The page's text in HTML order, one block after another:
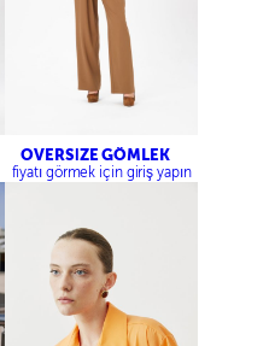
OVERSİZE GÖMLEK
fiyatı görmek için giriş yapın